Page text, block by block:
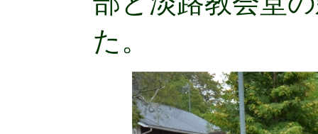
た。